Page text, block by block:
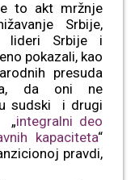
to akt mržnje
Srbije,
lideri Srbije i
pokazali, kao
presuda
da oni ne
sudski i drugi
„integralni deo
kapaciteta“
pravdi,